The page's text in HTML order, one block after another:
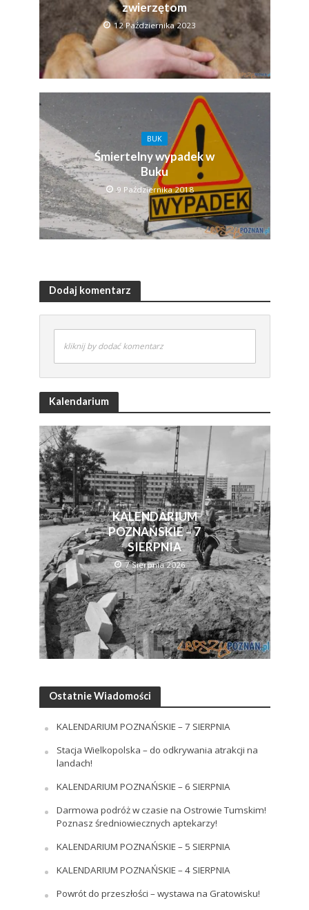
zwierzętom
12 Października 2023
BUK
Śmiertelny wypadek w
Buku
9 Października 2018
Dodaj komentarz
kliknij by dodać komentarz
Kalendarium
KALENDARIUM
POZNAŃSKIE – 7
SIERPNIA
7 Sierpnia 2026
Ostatnie Wiadomości
KALENDARIUM POZNAŃSKIE – 7 SIERPNIA
Stacja Wielkopolska – do odkrywania atrakcji na
landach!
KALENDARIUM POZNAŃSKIE – 6 SIERPNIA
Darmowa podróż w czasie na Ostrowie Tumskim!
Poznasz średniowiecznych aptekarzy!
KALENDARIUM POZNAŃSKIE – 5 SIERPNIA
KALENDARIUM POZNAŃSKIE – 4 SIERPNIA
Powrót do przeszłości – wystawa na Gratowisku!